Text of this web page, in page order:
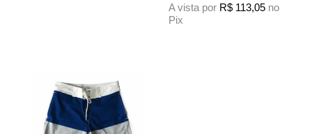
A vista por R$ 113,05 no
Pix